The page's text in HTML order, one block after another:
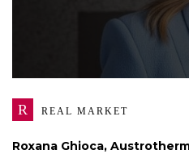
R REAL MARKET
Roxana Ghioca,